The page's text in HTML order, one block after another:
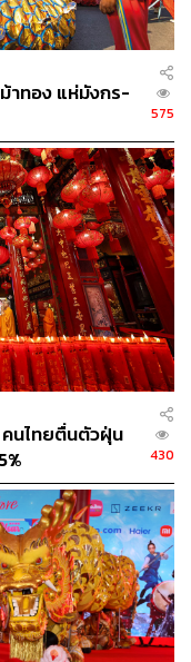
รับตรุษจีนจากการ
ผู้มากประสบการณ์
ที่ซดคล่องคอ มี
นนาน, เมี่ยง
ร่ายเส้นผม, เนื้อ
ษจีน, วุ้นถั่วแดง,
ยร้อนไข่ขาว ฯลฯ
อนอันแสนอร่อย ซึ่ง
ห้งหอมอร่อยในซอ
าทอง แห่มังกร-
575
คนไทยตื่นตัวฝุ่น
430